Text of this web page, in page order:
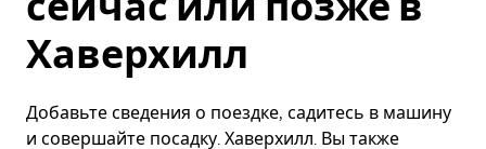
Хаверхилл
Добавьте сведения о поездке, садитесь в машину
и совершайте посадку. Хаверхилл. Вы также